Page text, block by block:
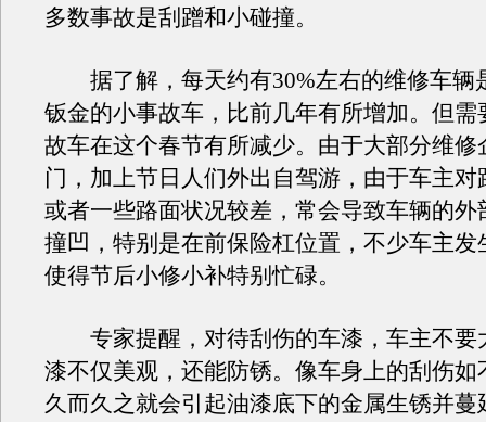
多数事故是刮蹭和小碰撞。
据了解，每天约有30%左右的维修车辆
钣金的小事故车，比前几年有所增加。但需
故车在这个春节有所减少。由于大部分维修
门，加上节日人们外出自驾游，由于车主对
或者一些路面状况较差，常会导致车辆的外
撞凹，特别是在前保险杠位置，不少车主发
使得节后小修小补特别忙碌。
专家提醒，对待刮伤的车漆，车主不要
漆不仅美观，还能防锈。像车身上的刮伤如
久而久之就会引起油漆底下的金属生锈并蔓